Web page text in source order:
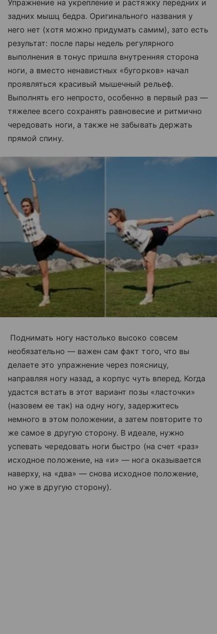
Упражнение на укрепление и растяжку передних и
задних мышц бедра. Оригинального названия у
него нет (хотя можно придумать самим), зато есть
результат: после пары недель регулярного
выполнения в тонус пришла внутренняя сторона
ноги, а вместо ненавистных «бугорков» начал
проявляться красивый мышечный рельеф.
Выполнять его непросто, особенно в первый раз —
тяжелее всего сохранять равновесие и ритмично
чередовать ноги, а также не забывать держать
прямой спину.
Поднимать ногу настолько высоко совсем
необязательно — важен сам факт того, что вы
делаете это упражнение через поясницу,
направляя ногу назад, а корпус чуть вперед. Когда
удастся встать в этот вариант позы «ласточки»
(назовем ее так) на одну ногу, задержитесь
немного в этом положении, а затем повторите то
же самое в другую сторону. В идеале, нужно
успевать чередовать ноги быстро (на счет «раз»
исходное положение, на «и» — нога оказывается
наверху, на «два» — снова исходное положение,
но уже в другую сторону).